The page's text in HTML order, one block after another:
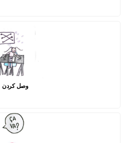
وصل کردن